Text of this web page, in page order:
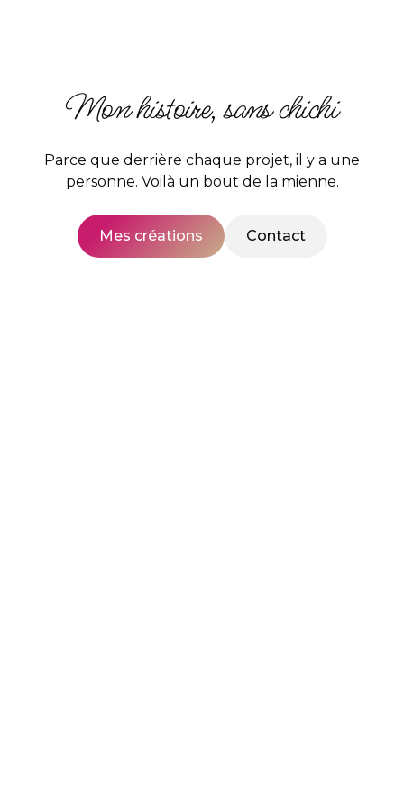
Mon histoire, sans chichi
Parce que derrière chaque projet, il y a une
personne. Voilà un bout de la mienne.
Mes créations Contact